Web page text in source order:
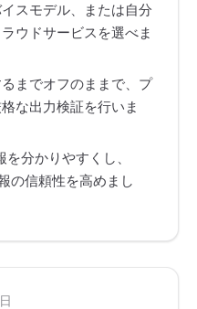
スモデル、または自分
ウドサービスを選べま
までオフのままで、プ
な出力検証を行いま
分かりやすくし、
の信頼性を高めまし